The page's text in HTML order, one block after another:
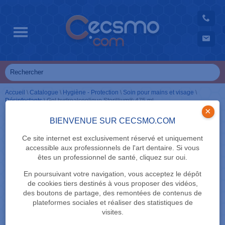
BIENVENUE SUR CECSMO.COM
Ce site internet est exclusivement réservé et uniquement
accessible aux professionnels de l'art dentaire. Si vous
êtes un professionnel de santé, cliquez sur oui.
En poursuivant votre navigation, vous acceptez le dépôt
de cookies tiers destinés à vous proposer des vidéos,
des boutons de partage, des remontées de contenus de
plateformes sociales et réaliser des statistiques de
visites.
×
Accueil \ Catalogue \ Hygiène - Protection \ Soin pour mains et visage \
Désinfectants\Gel hydroalcoolique Sterillium® 475 ml